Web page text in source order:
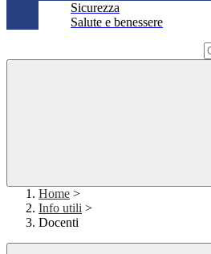
Sicurezza
Salute e benessere
Home >
Info utili >
Docenti